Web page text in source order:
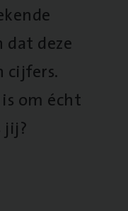
dat deze
cijfers.
om écht
jij?